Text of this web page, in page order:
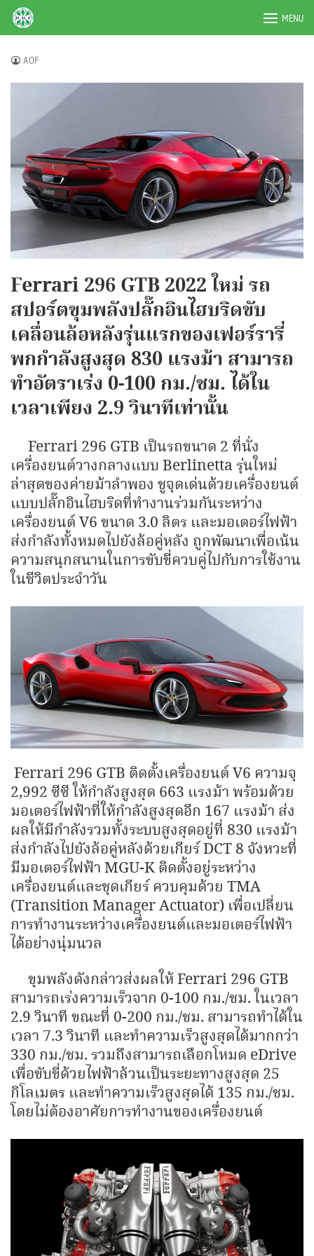
SkipBRPAUTO.COM MENU
AOF
Ferrari 296 GTB 2022 ใหม่ รถ
สปอร์ตขุมพลังปลั๊กอินไฮบริดขับ
เคลื่อนล้อหลังรุ่นแรกของเฟอร์รารี่
พกกำลังสูงสุด 830 แรงม้า สามารถ
ทำอัตราเร่ง 0-100 กม./ชม. ได้ใน
เวลาเพียง 2.9 วินาทีเท่านั้น
Ferrari 296 GTB เป็นรถขนาด 2 ที่นั่ง
เครื่องยนต์วางกลางแบบ Berlinetta รุ่นใหม่
ล่าสุดของค่ายม้าลำพอง ชูจุดเด่นด้วยเครื่องยนต์
แบบปลั๊กอินไฮบริดที่ทำงานร่วมกันระหว่าง
เครื่องยนต์ V6 ขนาด 3.0 ลิตร และมอเตอร์ไฟฟ้า
ส่งกำลังทั้งหมดไปยังล้อคู่หลัง ถูกพัฒนาเพื่อเน้น
ความสนุกสนานในการขับขี่ควบคู่ไปกับการใช้งาน
ในชีวิตประจำวัน
Ferrari 296 GTB ติดตั้งเครื่องยนต์ V6 ความจุ
2,992 ซีซี ให้กำลังสูงสุด 663 แรงม้า พร้อมด้วย
มอเตอร์ไฟฟ้าที่ให้กำลังสูงสุดอีก 167 แรงม้า ส่ง
ผลให้มีกำลังรวมทั้งระบบสูงสุดอยู่ที่ 830 แรงม้า
ส่งกำลังไปยังล้อคู่หลังด้วยเกียร์ DCT 8 จังหวะที่
มีมอเตอร์ไฟฟ้า MGU-K ติดตั้งอยู่ระหว่าง
เครื่องยนต์และชุดเกียร์ ควบคุมด้วย TMA
(Transition Manager Actuator) เพื่อเปลี่ยน
การทำงานระหว่างเครื่องยนต์และมอเตอร์ไฟฟ้า
ได้อย่างนุ่มนวล
ขุมพลังดังกล่าวส่งผลให้ Ferrari 296 GTB
สามารถเร่งความเร็วจาก 0-100 กม./ชม. ในเวลา
2.9 วินาที ขณะที่ 0-200 กม./ชม.​ สามารถทำได้ใน
เวลา 7.3 วินาที และทำความเร็วสูงสุดได้มากกว่า
330 กม./ชม. รวมถึงสามารถเลือกโหมด eDrive
เพื่อขับขี่ด้วยไฟฟ้าล้วนเป็นระยะทางสูงสุด 25
กิโลเมตร และทำความเร็วสูงสุดได้ 135 กม./ชม.
โดยไม่ต้องอาศัยการทำงานของเครื่องยนต์